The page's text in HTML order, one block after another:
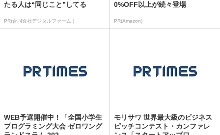
たる人は“同じこと”してる
PR(合同会社デジタルファーム )
0%OFF以上が続々登場
PR(Amazon)
WEB予選開催中！「全国小学生
プログラミング大会 ゼロワング
モリサワ 世界最大級のビジネス
ピッチコンテスト・カンファレ